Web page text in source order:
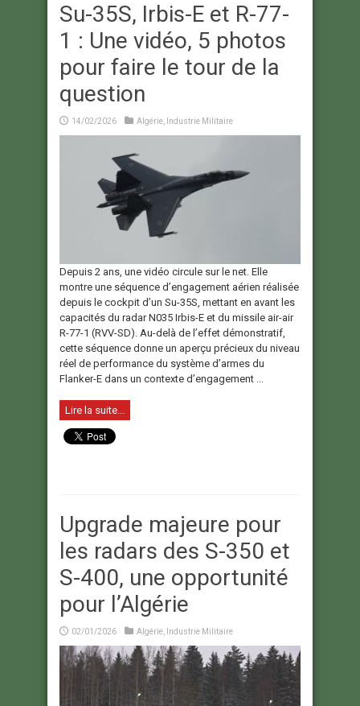
Su-35S, Irbis-E et R-77-
1 : Une vidéo, 5 photos
pour faire le tour de la
question
14/02/2026 Algérie Industrie Militaire
Depuis 2 ans, une vidéo circule sur le net. Elle
montre une séquence d’engagement aérien réalisée
depuis le cockpit d’un Su-35S, mettant en avant les
capacités du radar N035 Irbis-E et du missile air-air
R-77-1 (RVV-SD). Au-delà de l’effet démonstratif,
cette séquence donne un aperçu précieux du niveau
réel de performance du système d’armes du
Flanker-E dans un contexte d’engagement ...
Lire la suite...
Upgrade majeure pour
les radars des S-350 et
S-400, une opportunité
pour l’Algérie
02/01/2026 Algérie Industrie Militaire